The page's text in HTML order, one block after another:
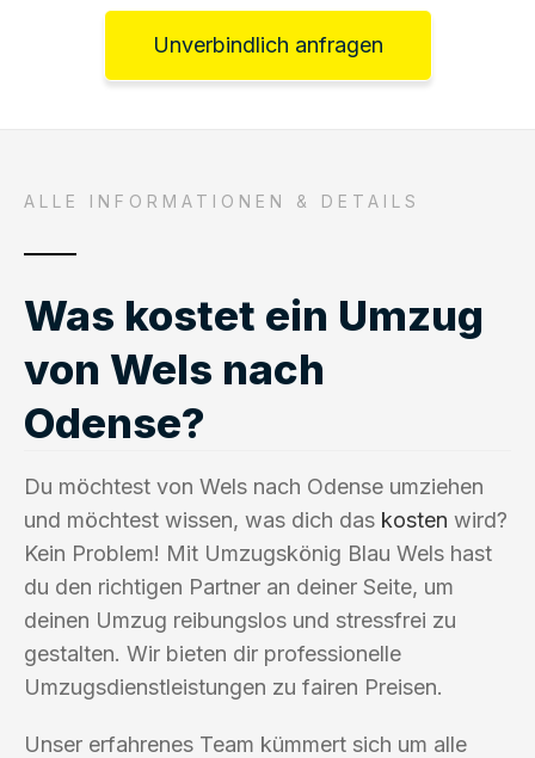
Unverbindlich anfragen
ALLE INFORMATIONEN & DETAILS
Was kostet ein Umzug
von Wels nach
Odense?
Du möchtest von Wels nach Odense umziehen
und möchtest wissen, was dich das kosten wird?
Kein Problem! Mit Umzugskönig Blau Wels hast
du den richtigen Partner an deiner Seite, um
deinen Umzug reibungslos und stressfrei zu
gestalten. Wir bieten dir professionelle
Umzugsdienstleistungen zu fairen Preisen.
Unser erfahrenes Team kümmert sich um alle